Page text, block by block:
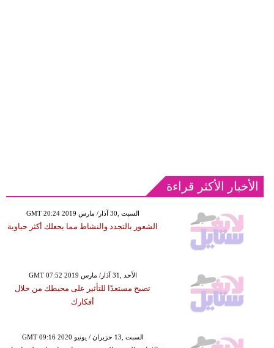
الأخبار الأكثر قراءة
GMT 20:24 2019 السبت ,30 آذار/ مارس
الشعور بالتجدد والنشاط مما يجعلك أكثر حياوية
GMT 07:52 2019 الأحد ,31 آذار/ مارس
تصبح مستعدًا للتأثير على محيطك من خلال
أفكارك
GMT 09:16 2020 السبت ,13 حزيران / يونيو